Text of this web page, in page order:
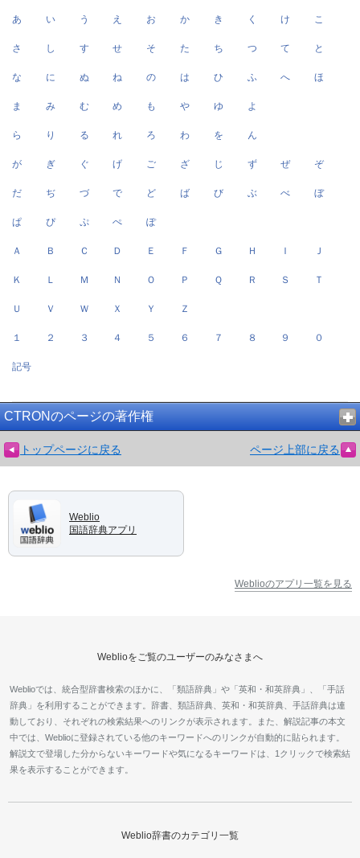
あ い う え お か き く け こ
さ し す せ そ た ち つ て と
な に ぬ ね の は ひ ふ へ ほ
ま み む め も や ゆ よ
ら り る れ ろ わ を ん
が ぎ ぐ げ ご ざ じ ず ぜ ぞ
だ ぢ づ で ど ば び ぶ べ ぼ
ぱ ぴ ぷ ぺ ぽ
Ａ Ｂ Ｃ Ｄ Ｅ Ｆ Ｇ Ｈ Ｉ Ｊ
Ｋ Ｌ Ｍ Ｎ Ｏ Ｐ Ｑ Ｒ Ｓ Ｔ
Ｕ Ｖ Ｗ Ｘ Ｙ Ｚ
１ ２ ３ ４ ５ ６ ７ ８ ９ ０
記号
CTRONのページの著作権
トップページに戻る ページ上部に戻る
Weblio
国語辞典アプリ
Weblioのアプリ一覧を見る
Weblioをご覧のユーザーのみなさまへ
Weblioでは、統合型辞書検索のほかに、「類語辞典」や「英和・和英辞典」、「手話
辞典」を利用することができます。辞書、類語辞典、英和・和英辞典、手話辞典は連
動しており、それぞれの検索結果へのリンクが表示されます。また、解説記事の本文
中では、Weblioに登録されている他のキーワードへのリンクが自動的に貼られます。
解説文で登場した分からないキーワードや気になるキーワードは、1クリックで検索結
果を表示することができます。
Weblio辞書のカテゴリ一覧